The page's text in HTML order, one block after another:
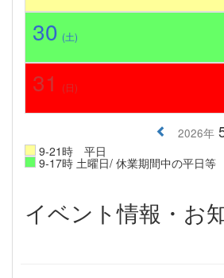
30 (土)
31 (日)
2026年
9-21時 平日
9-17時 土曜日/ 休業期間中の平日等
イベント情報・お